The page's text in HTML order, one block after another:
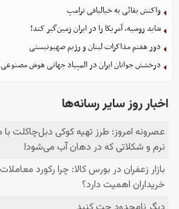
واکنش بقائی به خیالبافی ترامپ
شاید روسیه، آمریکا را در ایران زمین‌گیر کند!
دور هفتم مذاکرات لبنان و رژیم صهیونیستی
درخشش جوانان ایران در المپیاد جهانی هوش مصنوعی